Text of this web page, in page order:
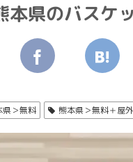
本県のバスケ
県＞無料 熊本県＞無料＋屋外